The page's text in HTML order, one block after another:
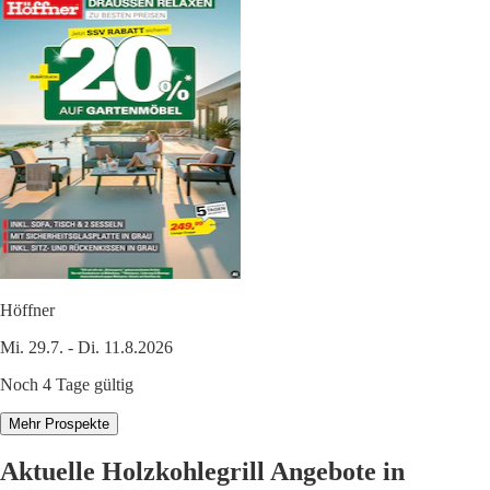
Höffner
Mi. 29.7. - Di. 11.8.2026
Noch 4 Tage gültig
Mehr Prospekte
Aktuelle Holzkohlegrill Angebote in